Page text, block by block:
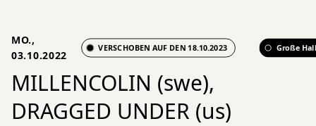
MO.,
03.10.2022
VERSCHOBEN AUF DEN 18.10.2023 Große
MILLENCOLIN (swe),
DRAGGED UNDER (us)